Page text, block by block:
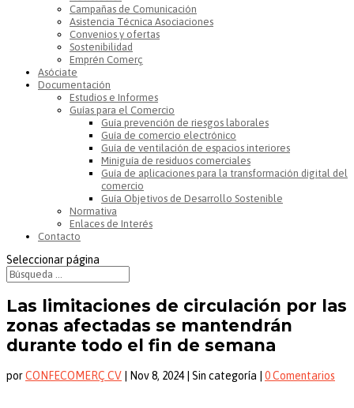
Campañas de Comunicación
Asistencia Técnica Asociaciones
Convenios y ofertas
Sostenibilidad
Emprén Comerç
Asóciate
Documentación
Estudios e Informes
Guías para el Comercio
Guía prevención de riesgos laborales
Guía de comercio electrónico
Guía de ventilación de espacios interiores
Miniguía de residuos comerciales
Guía de aplicaciones para la transformación digital del
comercio
Guía Objetivos de Desarrollo Sostenible
Normativa
Enlaces de Interés
Contacto
Seleccionar página
Las limitaciones de circulación por las
zonas afectadas se mantendrán
durante todo el fin de semana
porCONFECOMERÇ CV Nov 8, 2024| Sin categoría | 0 Comentarios